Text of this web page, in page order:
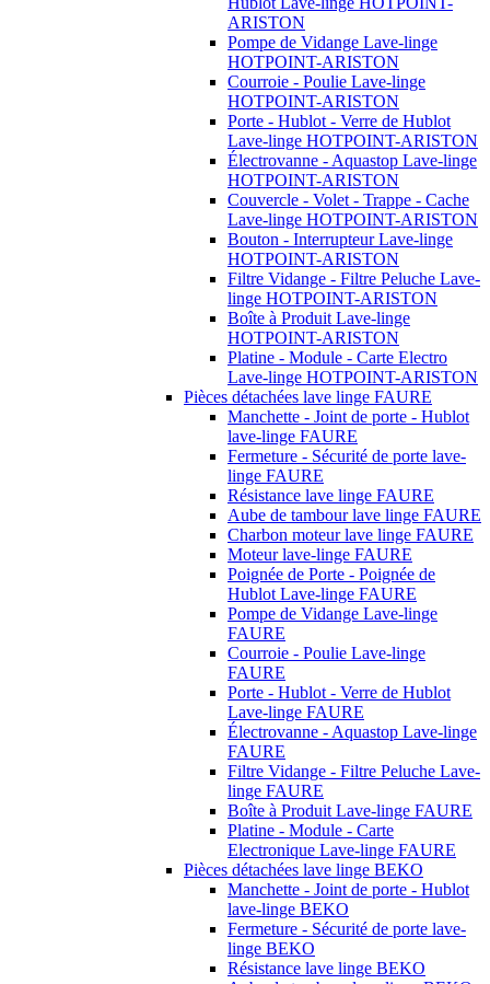
ARISTON
Pompe de Vidange Lave-linge
HOTPOINT-ARISTON
Courroie - Poulie Lave-linge
HOTPOINT-ARISTON
Porte - Hublot - Verre de Hublot
Lave-linge HOTPOINT-ARISTON
Électrovanne - Aquastop Lave-linge
HOTPOINT-ARISTON
Couvercle - Volet - Trappe - Cache
Lave-linge HOTPOINT-ARISTON
Bouton - Interrupteur Lave-linge
HOTPOINT-ARISTON
Filtre Vidange - Filtre Peluche Lave-
linge HOTPOINT-ARISTON
Boîte à Produit Lave-linge
HOTPOINT-ARISTON
Platine - Module - Carte Electro
Lave-linge HOTPOINT-ARISTON
Pièces détachées lave linge FAURE
Manchette - Joint de porte - Hublot
lave-linge FAURE
Fermeture - Sécurité de porte lave-
linge FAURE
Résistance lave linge FAURE
Aube de tambour lave linge FAURE
Charbon moteur lave linge FAURE
Moteur lave-linge FAURE
Poignée de Porte - Poignée de
Hublot Lave-linge FAURE
Pompe de Vidange Lave-linge
FAURE
Courroie - Poulie Lave-linge
FAURE
Porte - Hublot - Verre de Hublot
Lave-linge FAURE
Électrovanne - Aquastop Lave-linge
FAURE
Filtre Vidange - Filtre Peluche Lave-
linge FAURE
Boîte à Produit Lave-linge FAURE
Platine - Module - Carte
Electronique Lave-linge FAURE
Pièces détachées lave linge BEKO
Manchette - Joint de porte - Hublot
lave-linge BEKO
Fermeture - Sécurité de porte lave-
linge BEKO
Résistance lave linge BEKO